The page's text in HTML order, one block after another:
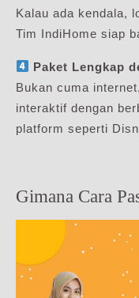
Kalau ada kendala,
Tim IndiHome siap
Paket Lengkap
Bukan cuma
interaktif dengan
platform seperti
Gimana Cara